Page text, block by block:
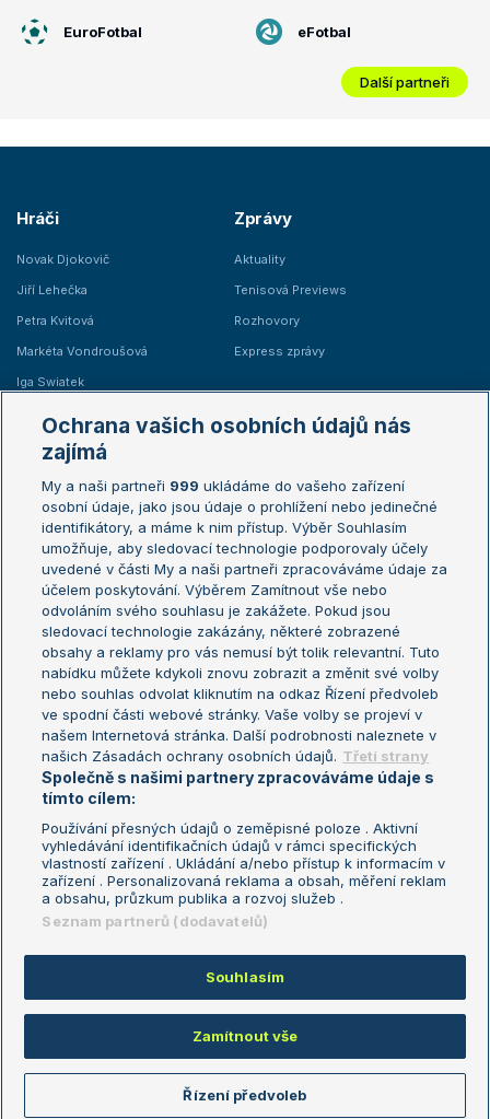
EuroFotbal eFotbal
Další partneři
Hráči
Novak Djokovič
Jiří Lehečka
Petra Kvitová
Markéta Vondroušová
Iga Swiatek
Zprávy
Aktuality
Tenisová Previews
Rozhovory
Express zprávy
Žebříčky
Žebříček ATP (muži)
Žebříček WTA (ženy)
Sázkařský žebříček
Australian Open
French Open
Wimbledon
US Open
Turnaj mistrů
Turnaj mistryň
Aktualní trendy
Fotbalové přestupy
Livesport Daily
LS Prague Open
Podmínky užití
Nastavení soukromí
GDPR a žurnalistika
Reklama
Kontakt
Informace o zpracování osobních
údajů
Copyright © 2008-2026 TenisPortal.cz. Využíváme zpravodajství ČTK.
Ochrana vašich osobních údajů nás
zajímá
My a naši partneři 999 ukládáme do vašeho zařízení
osobní údaje, jako jsou údaje o prohlížení nebo jedinečné
identifikátory, a máme k nim přístup. Výběr Souhlasím
umožňuje, aby sledovací technologie podporovaly účely
uvedené v části My a naši partneři zpracováváme údaje za
účelem poskytování. Výběrem Zamítnout vše nebo
odvoláním svého souhlasu je zakážete. Pokud jsou
sledovací technologie zakázány, některé zobrazené
obsahy a reklamy pro vás nemusí být tolik relevantní. Tuto
nabídku můžete kdykoli znovu zobrazit a změnit své volby
nebo souhlas odvolat kliknutím na odkaz Řízení předvoleb
ve spodní části webové stránky. Vaše volby se projeví v
našem Internetová stránka. Další podrobnosti naleznete v
našich Zásadách ochrany osobních údajů. Třetí strany
Společně s našimi partnery zpracováváme údaje s
tímto cílem:
Používání přesných údajů o zeměpisné poloze . Aktivní
vyhledávání identifikačních údajů v rámci specifických
vlastností zařízení . Ukládání a/nebo přístup k informacím v
zařízení . Personalizovaná reklama a obsah, měření reklam
a obsahu, průzkum publika a rozvoj služeb .
Seznam partnerů (dodavatelů)
Souhlasím
Zamítnout vše
Řízení předvoleb